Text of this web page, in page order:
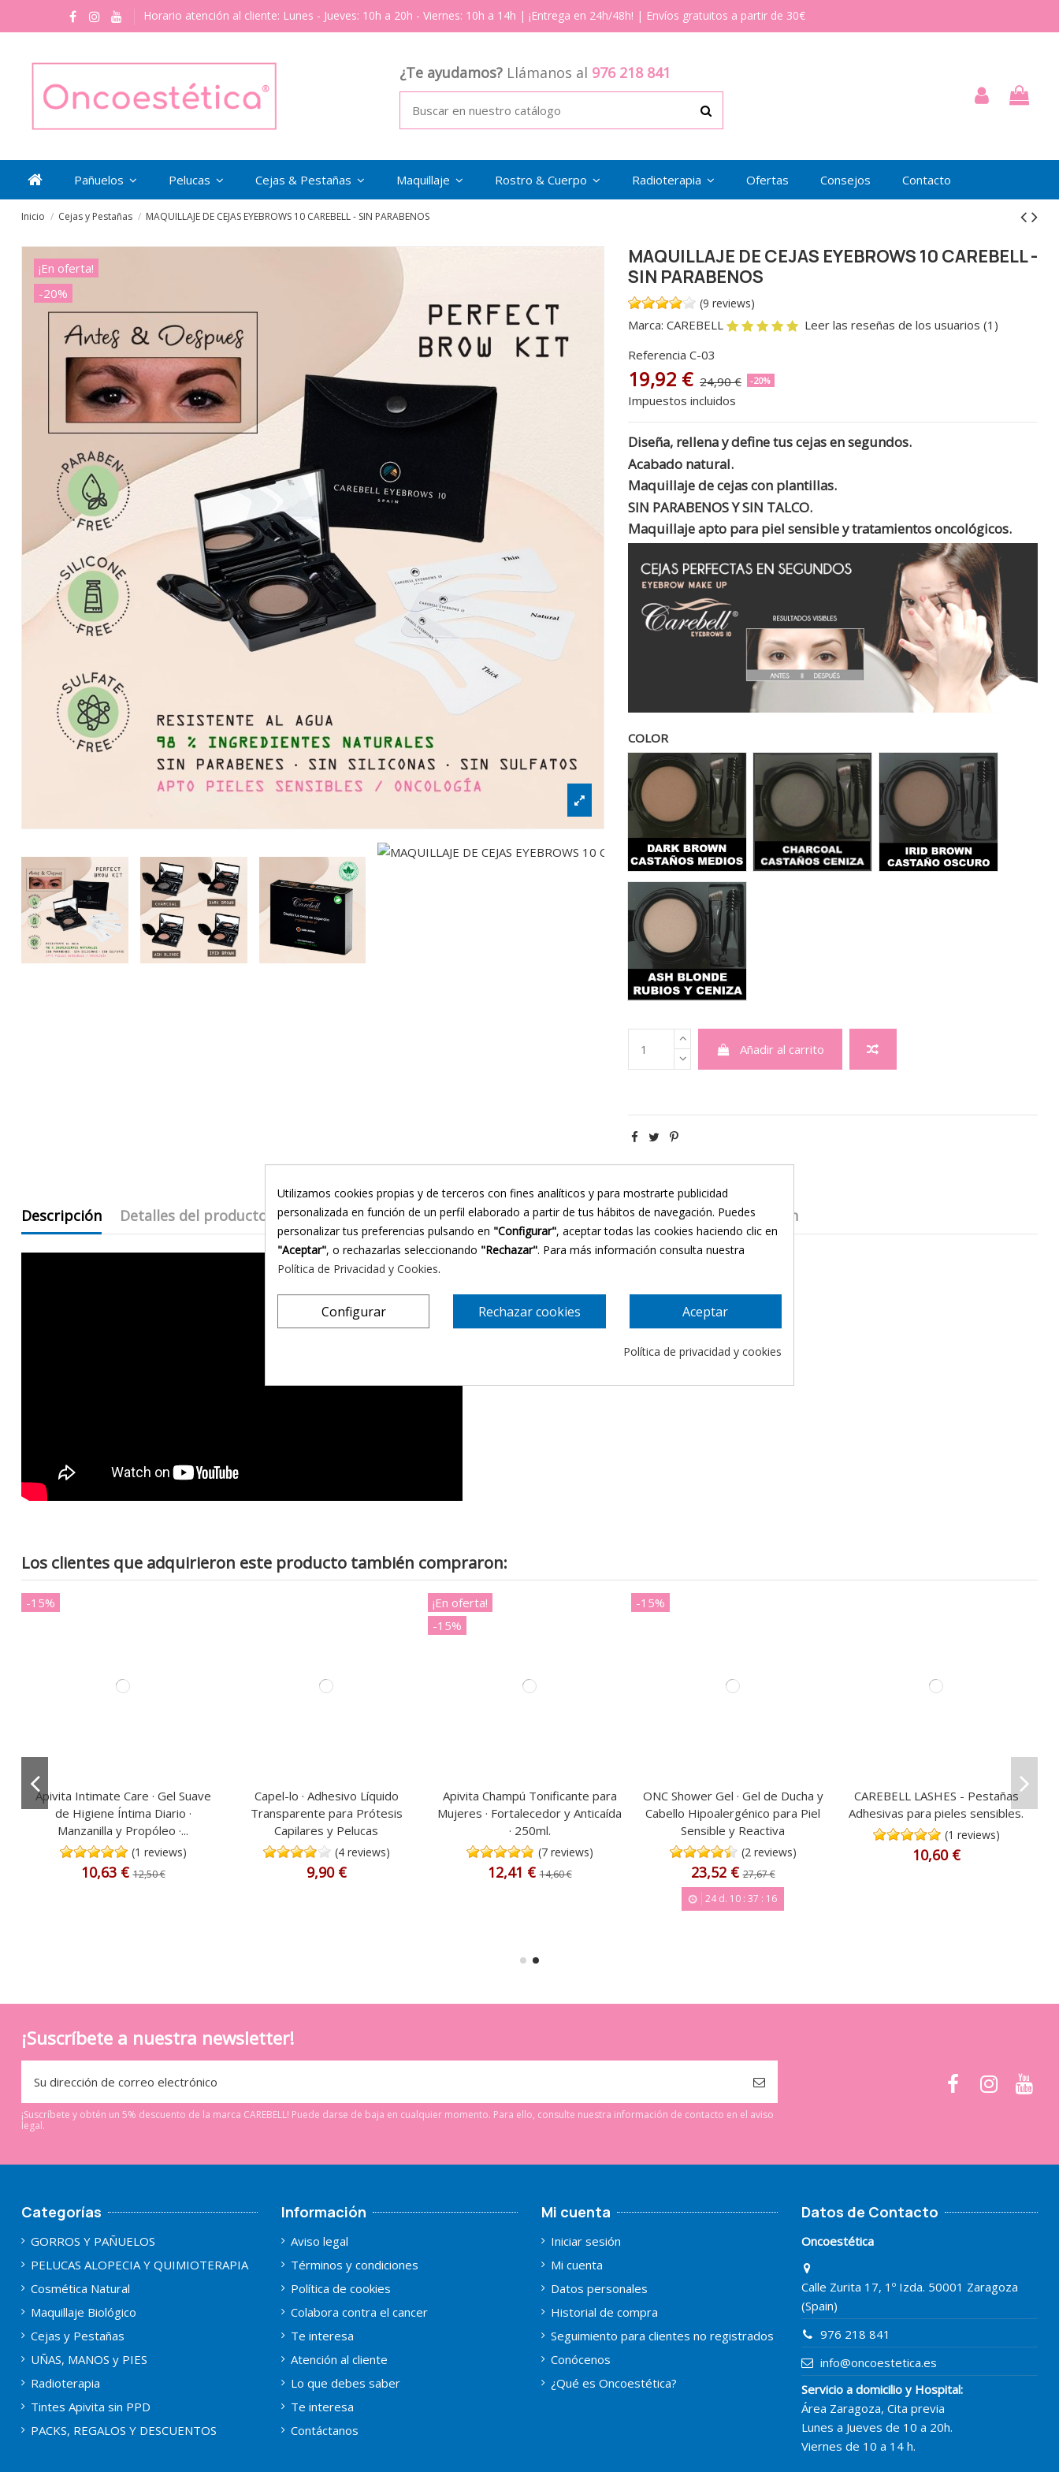
Horario atención al cliente: Lunes - Jueves: 10h a 20h - Viernes: 10h a 14h | ¡Entrega en 24h/48h! | Envíos gratuitos a partir de 30€
¿Te ayudamos? Llámanos al 976 218 841
Pañuelos Pelucas Cejas & Pestañas Maquillaje Rostro & Cuerpo Radioterapia Ofertas Consejos Contacto
Inicio Cejas y Pestañas MAQUILLAJE DE CEJAS EYEBROWS 10 CAREBELL - SIN PARABENOS
¡En oferta!
-20%
MAQUILLAJE DE CEJAS EYEBROWS 10 CAREBELL -
SIN PARABENOS
(9 reviews)
Marca: CAREBELL
Leer las reseñas de los usuarios (1)
Referencia C-03
19,92 € 24,90 € -20%
Impuestos incluidos
Diseña, rellena y define tus cejas en segundos.
Acabado natural.
Maquillaje de cejas con plantillas.
SIN PARABENOS Y SIN TALCO.
Maquillaje apto para piel sensible y tratamientos oncológicos.
COLOR
Dark Brown Eyebrows 10Charcoal Eyebrows 10 Irid brown Eyebrows
Ash Blonde Eyebrows 10
Añadir al carrito
Descripción Detalles del producto eKomi Reviews Utilidad Propiedades Modo de empleo Presentación
Los clientes que adquirieron este producto también compraron:
-15%
Apivita Intimate Care · Gel Suave
de Higiene Íntima Diario ·
Manzanilla y Propóleo ·...
(1 reviews)
10,63 €12,50 €
Capel-lo · Adhesivo Líquido
Transparente para Prótesis
Capilares y Pelucas
(4 reviews)
9,90 €
¡En oferta!
-15%
Apivita Champú Tonificante para
Mujeres · Fortalecedor y Anticaída
· 250ml.
(7 reviews)
12,41 €14,60 €
-15%
ONC Shower Gel · Gel de Ducha y
Cabello Hipoalergénico para Piel
Sensible y Reactiva
(2 reviews)
23,52 €27,67 €
24d. 10 :37 : 15
CAREBELL LASHES - Pestañas
Adhesivas para pieles sensibles.
(1 reviews)
10,60 €
¡Suscríbete a nuestra newsletter!
¡Suscríbete y obtén un 5% descuento de la marca CAREBELL! Puede darse de baja en cualquier momento. Para ello, consulte nuestra información de contacto en el aviso
legal.
Categorías
GORROS Y PAÑUELOS
PELUCAS ALOPECIA Y QUIMIOTERAPIA
Cosmética Natural
Maquillaje Biológico
Cejas y Pestañas
UÑAS, MANOS y PIES
Radioterapia
Tintes Apivita sin PPD
PACKS, REGALOS Y DESCUENTOS
Información
Aviso legal
Términos y condiciones
Política de cookies
Colabora contra el cancer
Te interesa
Atención al cliente
Lo que debes saber
Te interesa
Contáctanos
Mi cuenta
Iniciar sesión
Mi cuenta
Datos personales
Historial de compra
Seguimiento para clientes no registrados
Conócenos
¿Qué es Oncoestética?
Datos de Contacto
Oncoestética
Calle Zurita 17, 1º Izda. 50001 Zaragoza
(Spain)
976 218 841
info@oncoestetica.es
Servicio a domicilio y Hospital:
Área Zaragoza, Cita previa
Lunes a Jueves de 10 a 20h.
Viernes de 10 a 14 h.
Utilizamos cookies propias y de terceros con fines analíticos y para mostrarte publicidad
personalizada en función de un perfil elaborado a partir de tus hábitos de navegación. Puedes
personalizar tus preferencias pulsando en "Configurar", aceptar todas las cookies haciendo clic en
"Aceptar", o rechazarlas seleccionando "Rechazar". Para más información consulta nuestra
Política de Privacidad y Cookies.
Aceptar
Rechazar cookies
Configurar
Política de privacidad y cookies